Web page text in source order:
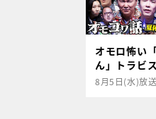
オモロ怖い
ん」トラビ
8月5日(水)放